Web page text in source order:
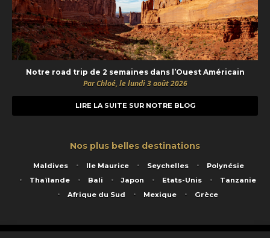
Notre road trip de 2 semaines dans l’Ouest Américain
Par Chloé, le lundi 3 août 2026
LIRE LA SUITE SUR NOTRE BLOG
Nos plus belles destinations
Maldives Ile Maurice Seychelles
Polynésie
Thaïlande
Bali Japon Etats-Unis
Tanzanie
Afrique du Sud
Mexique Grèce